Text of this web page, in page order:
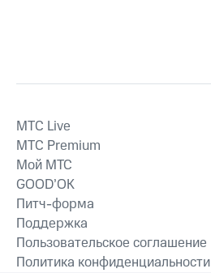
MTС Live
MTС Premium
Мой МТС
GOOD’OK
Питч-форма
Поддержка
Пользовательское соглашение
Политика конфиденциальности